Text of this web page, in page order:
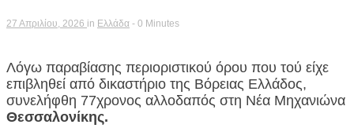
27 Απριλίου, 2026 in Ελλάδα - 0 Minutes
Λόγω παραβίασης περιοριστικού όρου που τού είχε
επιβληθεί από δικαστήριο της Βόρειας Ελλάδος,
συνελήφθη 77χρονος αλλοδαπός στη Νέα Μηχανιώνα
Θεσσαλονίκης.